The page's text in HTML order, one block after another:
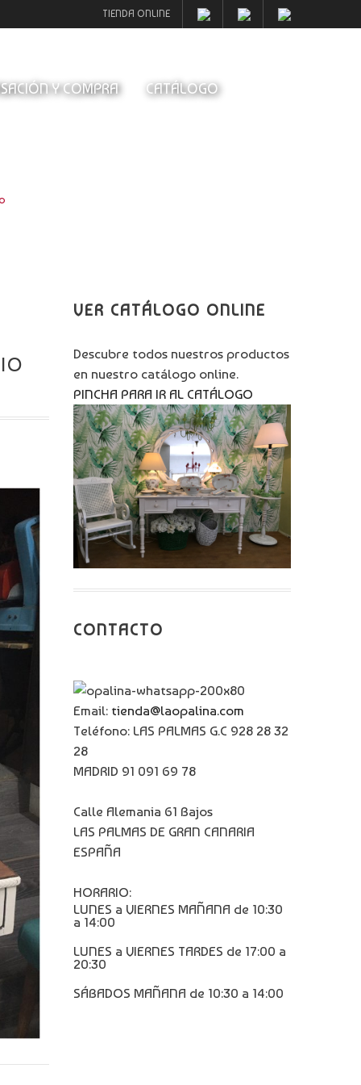
TIENDA ONLINE
Y COMPRA
CATÁLOGO
VER CATÁLOGO ONLINE
Descubre todos nuestros productos
en nuestro catálogo online.
PINCHA PARA IR AL CATÁLOGO
CONTACTO
Email: tienda@laopalina.com
Teléfono: LAS PALMAS G.C 928 28 32
28
MADRID 91 091 69 78
Calle Alemania 61 Bajos
LAS PALMAS DE GRAN CANARIA
ESPAÑA
HORARIO:
LUNES a VIERNES MAÑANA de 10:30
a 14:00
LUNES a VIERNES TARDES de 17:00 a
20:30
SÁBADOS MAÑANA de 10:30 a 14:00